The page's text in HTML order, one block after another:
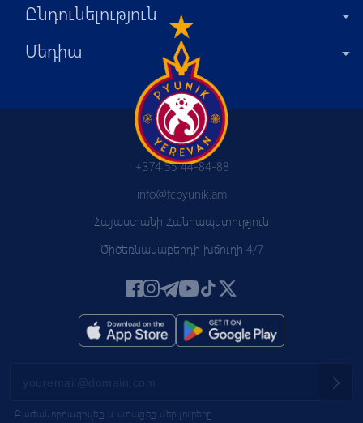
Ընդունելություն
Մեդիա
+374 55 44-84-88
info@fcpyunik.am
Հայաստանի Հանրապետություն
Ծիծեռնակաբերդի խճուղի 4/7
Բաժանորդագրվեք և ստացեք մեր լուրերը